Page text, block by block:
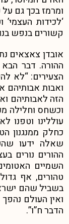
ומרמז בכך גם
‘לכידות
קשורים בנפש
אובדן צאצאים
ההורה. דבר הבא
הצעירים: “לא
ואבות אבותיהם
הזה לאבותיהם
וכשחס וחלילה
עוללינו וטפנו
כחלק ממנגנון
שאלה ידעו
ההורים נורים
השמיים
טהורים, אף
בשביל שהם
ואין העולם
הדבר ח”ו”.